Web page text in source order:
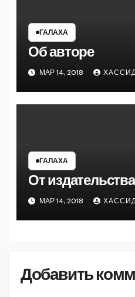
ГАЛАХА
Об авторе
МАР 14, 2018
ГАЛАХА
От издательства
МАР 14, 2018
Добавить